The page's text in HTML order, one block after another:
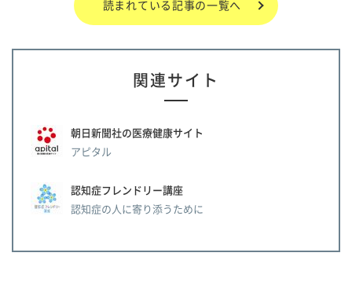
読まれている記事の一覧へ
関連サイト
朝日新聞社の医療健康サイト
アピタル
認知症フレンドリー講座
認知症の人に寄り添うために